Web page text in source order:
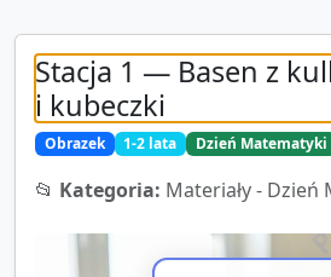
Stacja 1 — Basen z
i kubeczki
Obrazek 1-2 lata Dzień Matematyki
📂 Kategoria: Materiały - Dzień